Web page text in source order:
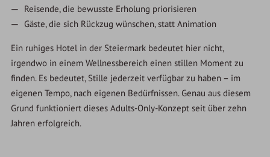
Reisende, die bewusste Erholung priorisieren
Gäste, die sich Rückzug wünschen, statt Animation
Ein ruhiges Hotel in der Steiermark bedeutet hier nicht,
irgendwo in einem Wellnessbereich einen stillen Moment zu
finden. Es bedeutet, Stille jederzeit verfügbar zu haben – im
eigenen Tempo, nach eigenen Bedürfnissen. Genau aus diesem
Grund funktioniert dieses Adults-Only-Konzept seit über zehn
Jahren erfolgreich.